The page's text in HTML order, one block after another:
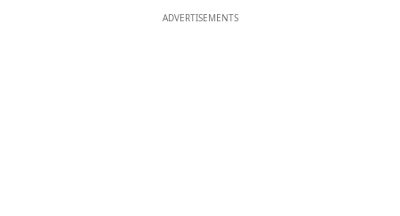
ADVERTISEMENTS